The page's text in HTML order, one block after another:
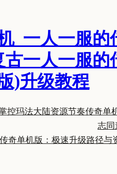
_一人一服
一人一服
)升级教程
控玛法大陆资源节奏传奇单
志同
奇单机版：极速升级路径与